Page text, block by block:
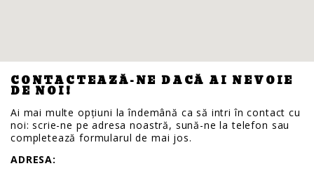
CONTACTEAZĂ-NE DACĂ AI NEVOIE
DE NOI!
Ai mai multe opțiuni la îndemână ca să intri în contact cu
noi: scrie-ne pe adresa noastră, sună-ne la telefon sau
completează formularul de mai jos.
ADRESA: